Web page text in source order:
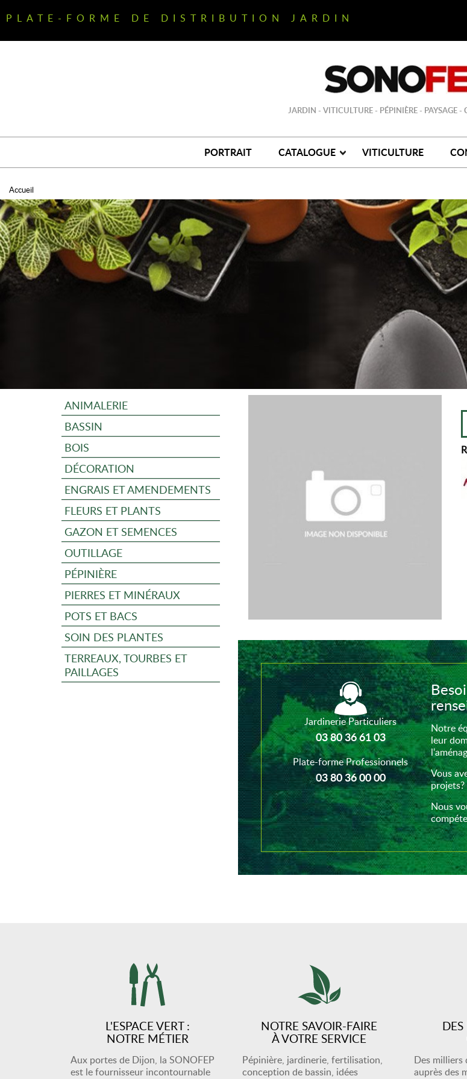
au
principal
PLATE-FORME DE DISTRIBUTION JARDIN
JARDIN - VITICULTURE - PÉPINIÈRE - PAYSAGE -
PORTRAIT CATALOGUE VITICULTURE
Accueil
Jardinerie Particuliers
03 80 36 61 03
Plate-forme Professionnels
03 80 36 00 00
Notre
leur
Vous
projets?
Nous
ANIMALERIE
BASSIN
BOIS
DÉCORATION
ENGRAIS ET AMENDEMENTS
FLEURS ET PLANTS
GAZON ET SEMENCES
OUTILLAGE
PÉPINIÈRE
PIERRES ET MINÉRAUX
POTS ET BACS
SOIN DES PLANTES
TERREAUX, TOURBES ET
PAILLAGES
L'ESPACE VERT :
NOTRE MÉTIER
Aux portes de Dijon, la SONOFEP
est le fournisseur incontournable
NOTRE SAVOIR-FAIRE
À VOTRE SERVICE
Pépinière, jardinerie, fertilisation,
conception de bassin, idées
Des milliers
auprès des